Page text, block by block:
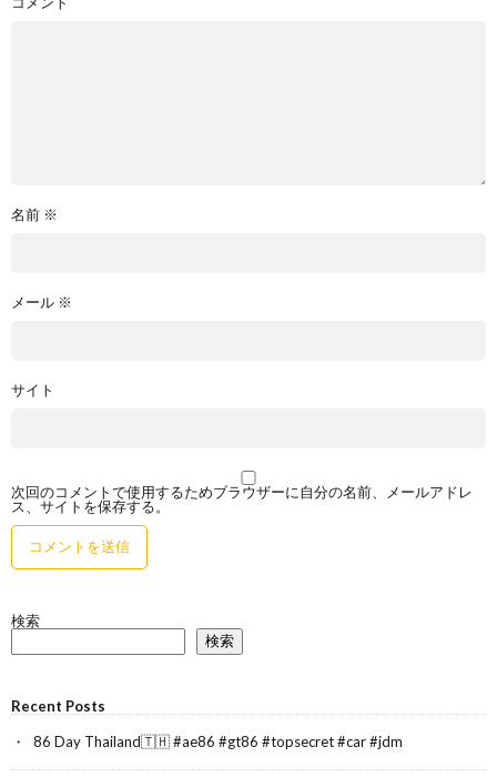
名前 ※
メール ※
サイト
次回のコメントで使用するためブラウザーに自分の名前、メールアドレ
ス、サイトを保存する。
検索
検索
Recent Posts
86 Day Thailand🇹🇭 #ae86 #gt86 #topsecret #car #jdm